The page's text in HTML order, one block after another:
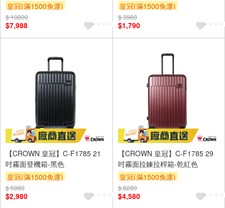
皇冠(滿1500免運)
$ 10800
$7,988
皇冠(滿1500免運)
$ 3980
$1,790
【CROWN 皇冠】C-F1785 21
吋霧面登機箱-黑色
皇冠(滿1500免運)
$ 5980
$2,980
【CROWN 皇冠】C-F1785 29
吋霧面拉鍊拉桿箱-乾紅色
皇冠(滿1500免運)
$ 8280
$4,580